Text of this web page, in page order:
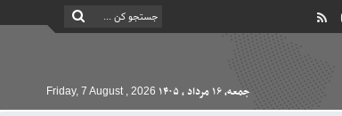
جمعه, ۱۶ مرداد , ۱۴۰۵ Friday, 7 August , 2026